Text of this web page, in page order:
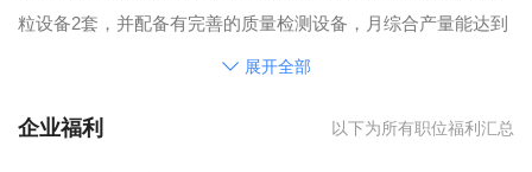
粒设备2套，并配备有完善的质量检测设备，月综合产量能达到
2600吨。公司已通过IOS9001:2000质量保证体系认证和UL认
完善服务。
展开全部
企业福利 以下为所有职位福利汇总